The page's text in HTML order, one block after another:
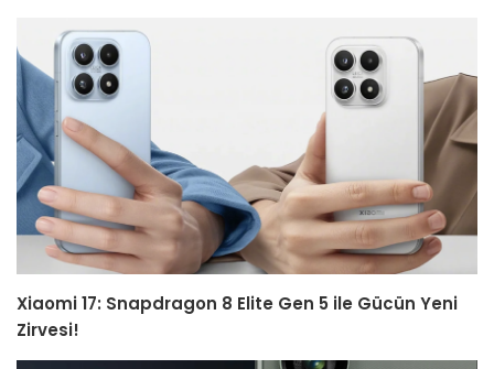
Xiaomi 17: Snapdragon 8 Elite Gen 5 ile Gücün Yeni
Zirvesi!